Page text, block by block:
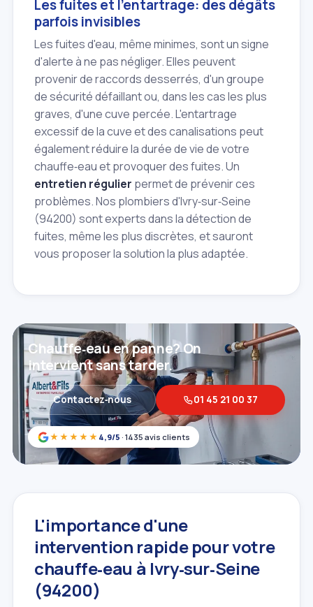
Les fuites et l'entartrage: des dégâts
parfois invisibles
Les fuites d'eau, même minimes, sont un signe
d'alerte à ne pas négliger. Elles peuvent
provenir de raccords desserrés, d'un groupe
de sécurité défaillant ou, dans les cas les plus
graves, d'une cuve percée. L'entartrage
excessif de la cuve et des canalisations peut
également réduire la durée de vie de votre
chauffe‑eau et provoquer des fuites. Un
entretien régulier permet de prévenir ces
problèmes. Nos plombiers d'Ivry‑sur‑Seine
(94200) sont experts dans la détection de
fuites, même les plus discrètes, et sauront
vous proposer la solution la plus adaptée.
★★★★★ 4,9/5 · 1435 avis clients
Chauffe‑eau en panne? On
intervient sans tarder.
Contactez‑nous 01 45 21 00 37
L'importance d'une
intervention rapide pour votre
chauffe‑eau à Ivry‑sur‑Seine
(94200)